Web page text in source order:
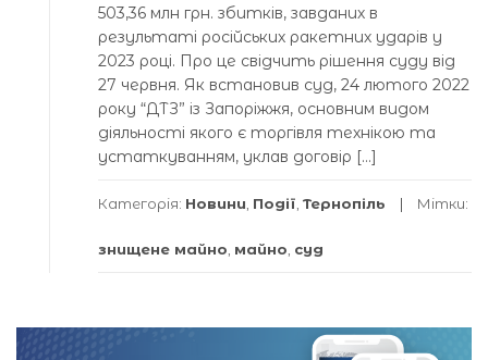
503,36 млн грн. збитків, завданих в
результаті російських ракетних ударів у
2023 році. Про це свідчить рішення суду від
27 червня. Як встановив суд, 24 лютого 2022
року “ДТЗ” із Запоріжжя, основним видом
діяльності якого є торгівля технікою та
устаткуванням, уклав договір […]
Категорія: Новини Події Тернопіль Мітки:
знищене майно майно суд